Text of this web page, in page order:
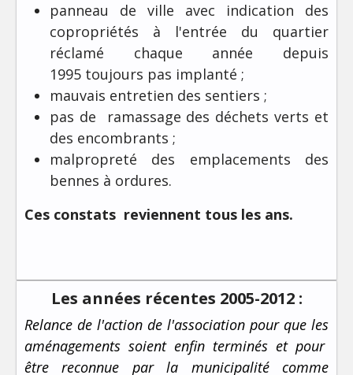
panneau de ville avec indication des
copropriétés à l'entrée du quartier
réclamé chaque année depuis
1995 toujours pas implanté ;
mauvais entretien des sentiers ;
pas de ramassage des déchets verts et
des encombrants ;
malpropreté des emplacements des
bennes à ordures.
Ces constats reviennent tous les ans.
Les années récentes 2005-2012 :
Relance de l'action de l'association pour que les
aménagements soient enfin terminés et pour
être reconnue par la municipalité comme